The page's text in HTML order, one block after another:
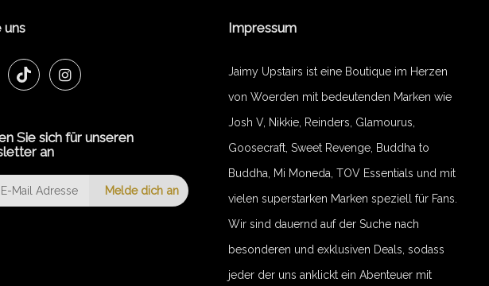
uns
Sie sich für unseren
an
Melde dich an
Impressum
Jaimy Upstairs ist eine Boutique im Herzen
von Woerden mit bedeutenden Marken wie
Josh V, Nikkie, Reinders, Glamourus,
Goosecraft, Sweet Revenge, Buddha to
Buddha, Mi Moneda, TOV Essentials und mit
vielen superstarken Marken speziell für Fans.
Wir sind dauernd auf der Suche nach
besonderen und exklusiven Deals, sodass
jeder der uns anklickt ein Abenteuer mit